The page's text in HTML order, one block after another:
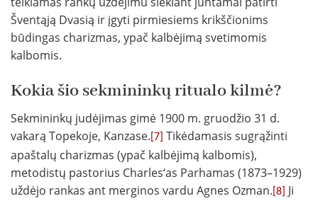
Šventąją Dvasią ir įgyti pirmiesiems krikščionims
būdingas charizmas, ypač kalbėjimą svetimomis
kalbomis.
Kokia šio sekmininkų ritualo kilmė?
Sekmininkų judėjimas gimė 1900 m. gruodžio 31 d.
vakarą Topekoje, Kanzase. [7] Tikėdamasis sugrąžinti
apaštalų charizmas (ypač kalbėjimą kalbomis),
metodistų pastorius Charles‘as Parhamas (1873–1929)
uždėjo rankas ant merginos vardu Agnes Ozman. [8]
Ji